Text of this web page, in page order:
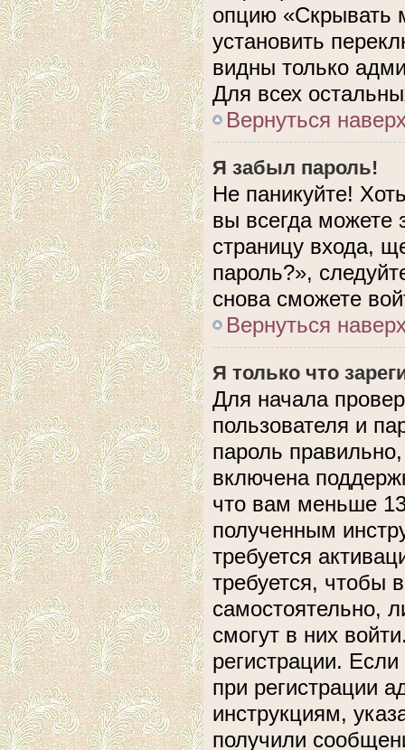
опцию «Скрывать
установить
видны только
Для всех
Вернуться
Я забыл пароль!
Не паникуйте!
вы всегда можете
страницу входа,
пароль?»,
снова сможете
Вернуться
Я только что
Для начала
пользователя и
пароль
включена
что вам меньше
полученным
требуется
требуется, чтобы
самостоятельно,
смогут в них
регистрации.
при регистрации
инструкциям,
получили